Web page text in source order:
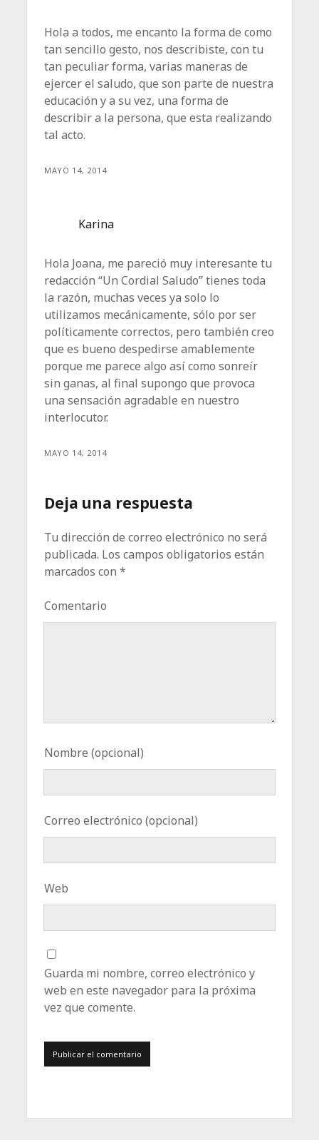
Hola a todos, me encanto la forma de como
tan sencillo gesto, nos describiste, con tu
tan peculiar forma, varias maneras de
ejercer el saludo, que son parte de nuestra
educación y a su vez, una forma de
describir a la persona, que esta realizando
tal acto.
MAYO 14, 2014
Karina
Hola Joana, me pareció muy interesante tu
redacción “Un Cordial Saludo” tienes toda
la razón, muchas veces ya solo lo
utilizamos mecánicamente, sólo por ser
políticamente correctos, pero también creo
que es bueno despedirse amablemente
porque me parece algo así como sonreír
sin ganas, al final supongo que provoca
una sensación agradable en nuestro
interlocutor.
MAYO 14, 2014
Deja una respuesta
Tu dirección de correo electrónico no será
publicada. Los campos obligatorios están
marcados con*
Comentario
Nombre (opcional)
Correo electrónico (opcional)
Web
Guarda mi nombre, correo electrónico y
web en este navegador para la próxima
vez que comente.